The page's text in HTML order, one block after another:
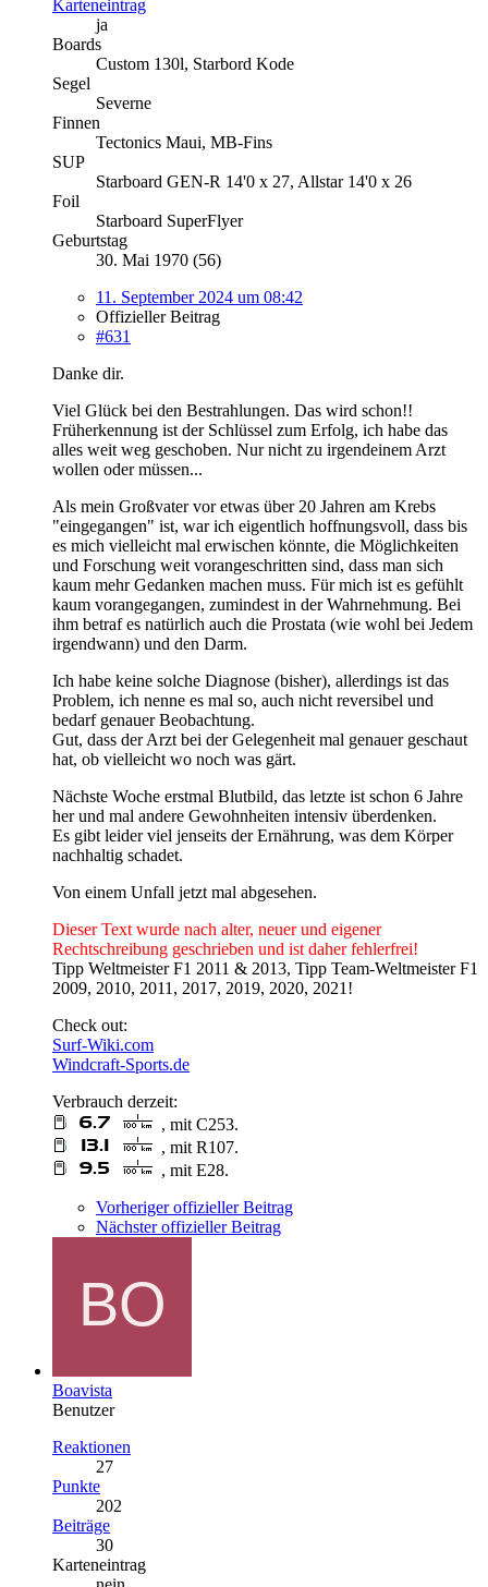
Karteneintrag
ja
Boards
Custom 130l, Starbord Kode
Segel
Severne
Finnen
Tectonics Maui, MB-Fins
SUP
Starboard GEN-R 14'0 x 27, Allstar 14'0 x 26
Foil
Starboard SuperFlyer
Geburtstag
30. Mai 1970 (56)
11. September 2024 um 08:42
Offizieller Beitrag
#631
Danke dir.
Viel Glück bei den Bestrahlungen. Das wird schon!!
Früherkennung ist der Schlüssel zum Erfolg, ich habe das
alles weit weg geschoben. Nur nicht zu irgendeinem Arzt
wollen oder müssen...
Als mein Großvater vor etwas über 20 Jahren am Krebs
"eingegangen" ist, war ich eigentlich hoffnungsvoll, dass bis
es mich vielleicht mal erwischen könnte, die Möglichkeiten
und Forschung weit vorangeschritten sind, dass man sich
kaum mehr Gedanken machen muss. Für mich ist es gefühlt
kaum vorangegangen, zumindest in der Wahrnehmung. Bei
ihm betraf es natürlich auch die Prostata (wie wohl bei Jedem
irgendwann) und den Darm.
Ich habe keine solche Diagnose (bisher), allerdings ist das
Problem, ich nenne es mal so, auch nicht reversibel und
bedarf genauer Beobachtung.
Gut, dass der Arzt bei der Gelegenheit mal genauer geschaut
hat, ob vielleicht wo noch was gärt.
Nächste Woche erstmal Blutbild, das letzte ist schon 6 Jahre
her und mal andere Gewohnheiten intensiv überdenken.
Es gibt leider viel jenseits der Ernährung, was dem Körper
nachhaltig schadet.
Von einem Unfall jetzt mal abgesehen.
Dieser Text wurde nach alter, neuer und eigener
Rechtschreibung geschrieben und ist daher fehlerfrei!
Tipp Weltmeister F1 2011 & 2013, Tipp Team-Weltmeister F1
2009, 2010, 2011, 2017, 2019, 2020, 2021!
Check out:
Surf-Wiki.com
Windcraft-Sports.de
Verbrauch derzeit:
, mit C253.
, mit R107.
, mit E28.
Vorheriger offizieller Beitrag
Nächster offizieller Beitrag
Boavista
Benutzer
Reaktionen
27
Punkte
202
Beiträge
30
Karteneintrag